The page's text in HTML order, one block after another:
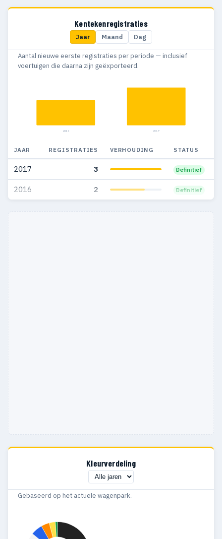
Kentekenregistraties
Jaar Maand Dag
Aantal nieuwe eerste registraties per periode — inclusief
voertuigen die daarna zijn geëxporteerd.
2016 2017
JAAR REGISTRATIES VERHOUDING STATUS
2017 3 Definitief
2016 2 Definitief
Kleurverdeling
Gebaseerd op het actuele wagenpark.